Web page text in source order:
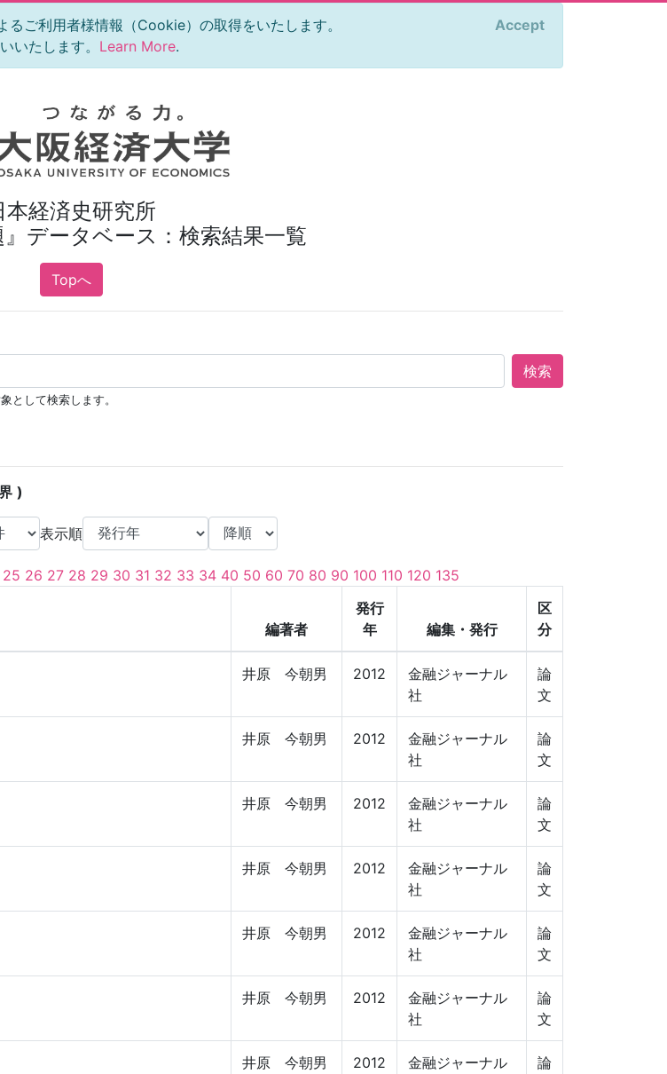
ご利用者様情報（Cookie）の取得をいたします。
いたします。 Learn More.
Accept
本経済史研究所
』データベース：検索結果一覧
Topへ
検索
として検索します。
表示順
25 26 27 28 29 30 31 32 33 34 40 50 60 70 80 90 100 110 120 135
編著者
発行
年
編集・発行
区
分
井原 今朝男 2012
金融ジャーナル
社
論
文
井原 今朝男 2012
金融ジャーナル
社
論
文
井原 今朝男 2012
金融ジャーナル
社
論
文
井原 今朝男 2012
金融ジャーナル
社
論
文
井原 今朝男 2012
金融ジャーナル
社
論
文
井原 今朝男 2012
金融ジャーナル
社
論
文
井原 今朝男 2012
金融ジャーナル
論